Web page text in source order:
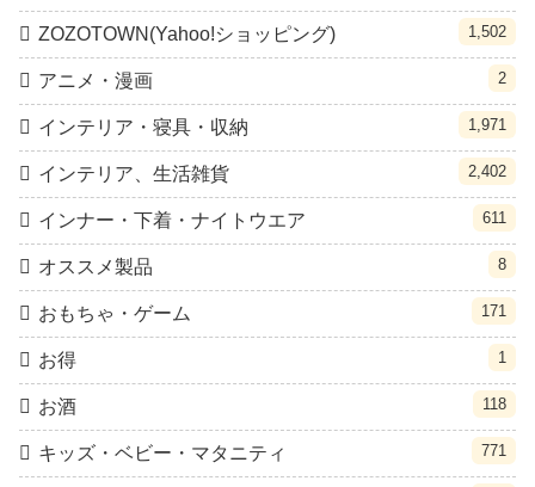
ZOZOTOWN(Yahoo!ショッピング) 1,502
アニメ・漫画 2
インテリア・寝具・収納 1,971
インテリア、生活雑貨 2,402
インナー・下着・ナイトウエア 611
オススメ製品 8
おもちゃ・ゲーム 171
お得 1
お酒 118
キッズ・ベビー・マタニティ 771